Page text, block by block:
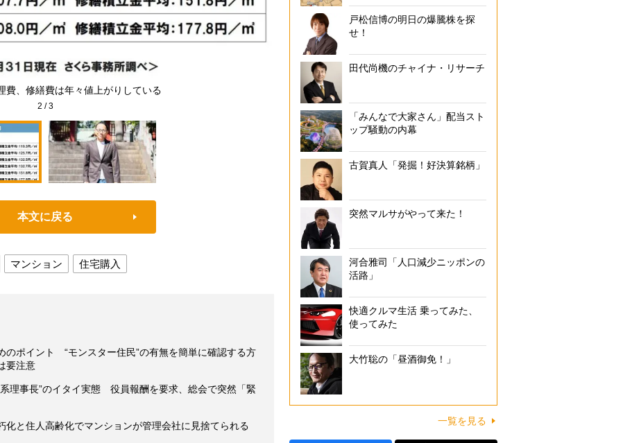
費、修繕費は年々値上がりしている
2 /3
本文に戻る
マンション 住宅購入
のポイント “モンスター住民”の有無を簡単に確認する方
要注意
理事長”のイタイ実態 役員報酬を要求、総会で突然「緊
化と住人高齢化でマンションが管理会社に見捨てられる
戸松信博の明日の爆騰株を探
せ！
田代尚機のチャイナ・リサーチ
「みんなで大家さん」配当スト
ップ騒動の内幕
古賀真人「発掘！好決算銘柄」
突然マルサがやって来た！
河合雅司「人口減少ニッポンの
活路」
快適クルマ生活 乗ってみた、
使ってみた
大竹聡の「昼酒御免！」
一覧を見る